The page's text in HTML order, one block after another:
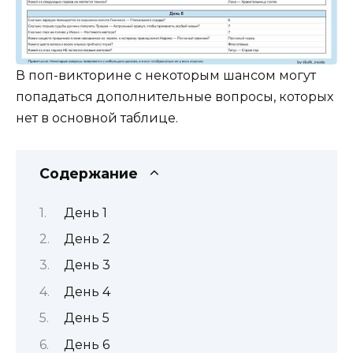
В поп-викторине с некоторым шансом могут
попадаться дополнительные вопросы, которых
нет в основной таблице.
Содержание
День 1
День 2
День 3
День 4
День 5
День 6